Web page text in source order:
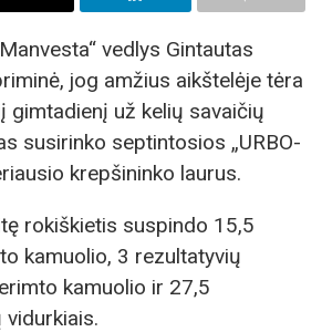
vedlys Gintautas
jog amžius aikštelėje tėra
gimtadienį už kelių savaičių
susirinko septintosios „URBO-
krepšininko laurus.
rokiškietis suspindo 15,5
kamuolio, 3 rezultatyvių
kamuolio ir 27,5
vidurkiais.